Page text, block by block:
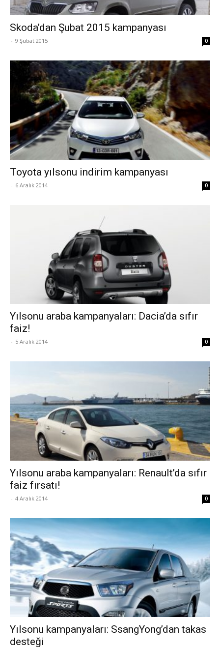
Skoda’dan Şubat 2015 kampanyası
- 9 Şubat 2015 0
Toyota yılsonu indirim kampanyası
- 6 Aralık 2014 0
Yılsonu araba kampanyaları: Dacia’da sıfır
faiz!
- 5 Aralık 2014 0
Yılsonu araba kampanyaları: Renault’da sıfır
faiz fırsatı!
- 4 Aralık 2014 0
Yılsonu kampanyaları: SsangYong’dan takas
desteği